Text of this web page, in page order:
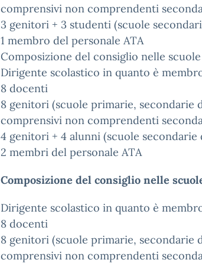
comprensivi non comprendenti
3 genitori + 3 studenti (scuole
1 membro del personale ATA
Composizione del consiglio nelle
Dirigente scolastico in quanto è
8 docenti
8 genitori (scuole primarie, secondarie
comprensivi non comprendenti
4 genitori + 4 alunni (scuole secondarie
2 membri del personale ATA
Composizione del consiglio nelle
Dirigente scolastico in quanto è
8 docenti
8 genitori (scuole primarie, secondarie
comprensivi non comprendenti